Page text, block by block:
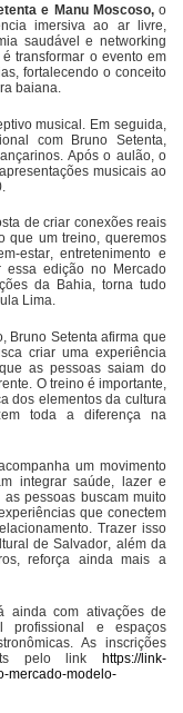
e Manu Moscoso,o
imersiva ao ar livre,
saudável e networking
transformar o evento em
fortalecendo o conceito
baiana.
musical. Em seguida,
com Bruno Setenta,
Após o aulão, o
musicais ao
de criar conexões reais
que um treino, queremos
estar, entretenimento e
essa edição no Mercado
da Bahia, torna tudo
Lima.
Bruno Setenta afirma que
criar uma experiência
as pessoas saiam do
O treino é importante,
dos elementos da cultura
toda a diferença na
um movimento
integrar saúde, lazer e
pessoas buscam muito
que conectem
Trazer isso
de Salvador, além da
reforça ainda mais a
ainda com ativações de
profissional e espaços
As inscrições
pelo link https://link-
mercado-modelo-